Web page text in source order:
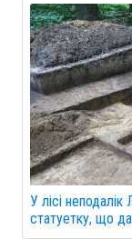
У лісі
статуетку, що